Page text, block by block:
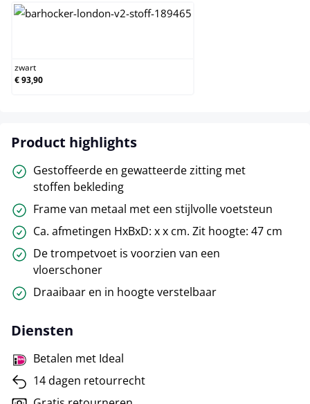
zwart
€ 93,90
Product highlights
Gestoffeerde en gewatteerde zitting met
stoffen bekleding
Frame van metaal met een stijlvolle voetsteun
Ca. afmetingen HxBxD: x x cm. Zit hoogte: 47 cm
De trompetvoet is voorzien van een
vloerschoner
Draaibaar en in hoogte verstelbaar
Diensten
Betalen met Ideal
14 dagen retourrecht